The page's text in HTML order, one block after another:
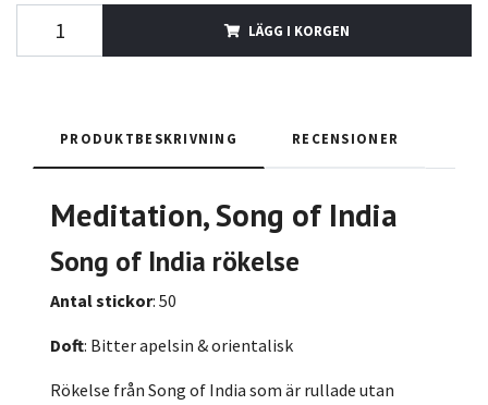
LÄGG I KORGEN
PRODUKTBESKRIVNING RECENSIONER
Meditation, Song of India
Song of India rökelse
Antal stickor: 50
Doft: Bitter apelsin & orientalisk
Rökelse från Song of India som är rullade utan